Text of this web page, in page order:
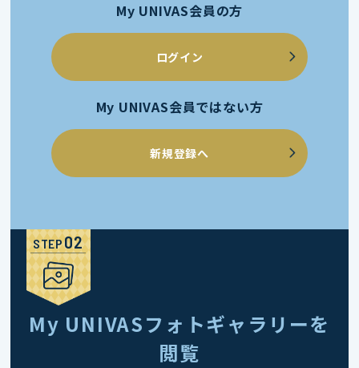
My UNIVAS会員の方
ログイン
My UNIVAS会員ではない方
新規登録へ
STEP
My UNIVASフォトギャラリーを
閲覧